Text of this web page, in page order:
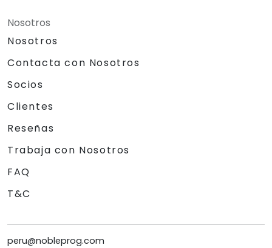
Nosotros
Nosotros
Contacta con Nosotros
Socios
Clientes
Reseñas
Trabaja con Nosotros
FAQ
T&C
peru@nobleprog.com